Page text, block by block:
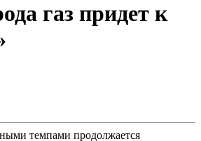
газ придет к
темпами продолжается